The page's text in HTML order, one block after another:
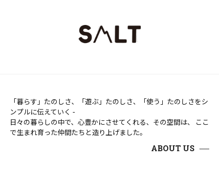
「暮らす」たのしさ、「遊ぶ」たのしさ、「使う」たのしさをシ
ンプルに伝えていく -
日々の暮らしの中で、心豊かにさせてくれる、その空間は、 ここ
で生まれ育った仲間たちと造り上げました。
ABOUT US